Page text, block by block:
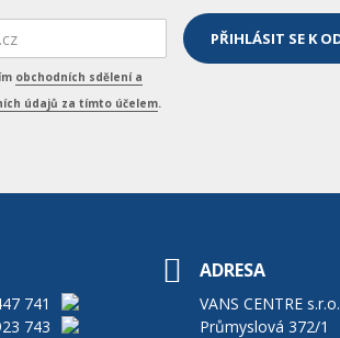
obchodních sdělení a
údajů za tímto účelem.
741
743
ADRESA
VANS CENTRE s.r.o.
Průmyslová 372/1